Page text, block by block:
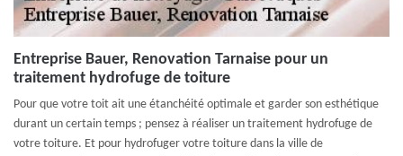
Entreprise Bauer, Renovation Tarnaise pour un
traitement hydrofuge de toiture
Pour que votre toit ait une étanchéité optimale et garder son esthétique
durant un certain temps ; pensez à réaliser un traitement hydrofuge de
votre toiture. Et pour hydrofuger votre toiture dans la ville de